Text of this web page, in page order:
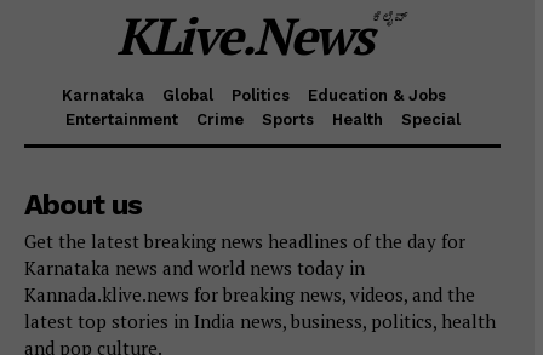
KLive.Newsಕೆಲೈವ್
Karnataka Global Politics
Education & Jobs
Entertainment
Crime Sports Health Special
About us
Get the latest breaking news headlines of the day for
Karnataka news and world news today in
Kannada.klive.news for breaking news, videos, and the
latest top stories in India news, business, politics, health
and pop culture.